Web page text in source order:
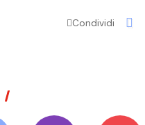
Condividi